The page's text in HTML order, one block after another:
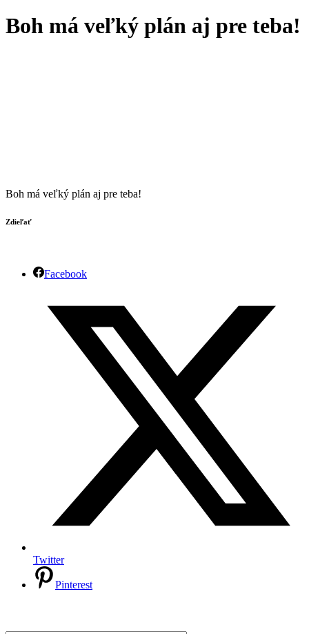
Boh má veľký plán aj pre teba!
Boh má veľký plán aj pre teba!
Zdieľať
Facebook
Twitter
Pinterest